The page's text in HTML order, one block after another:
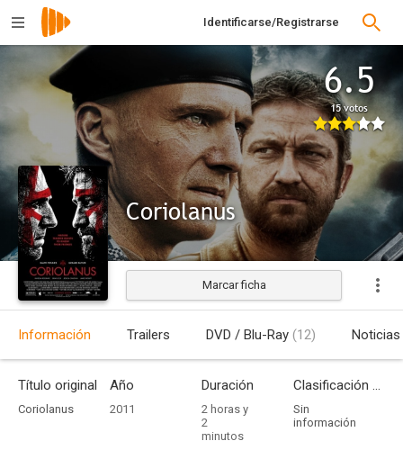
Identificarse/Registrarse
6.5
15 votos
Coriolanus
Estrenada
Marcar ficha
Información Trailers DVD / Blu-Ray (12) Noticias
Título original
Coriolanus
Año
2011
Duración
2 horas y
2
minutos
Clasificación por edades
Sin
información